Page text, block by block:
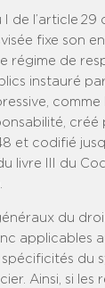
I de l’article 29
fixe son
régime de
instauré
comme
créé
et codifié
livre III du
du
applicables
du
Ainsi, si les